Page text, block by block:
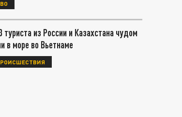
туриста из России и Казахстана чудом
в море во Вьетнаме